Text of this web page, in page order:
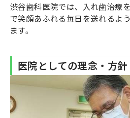
渋谷歯科医院では、入れ歯治療
で笑顔あふれる毎日を送れるよ
ます。
医院としての理念・方針